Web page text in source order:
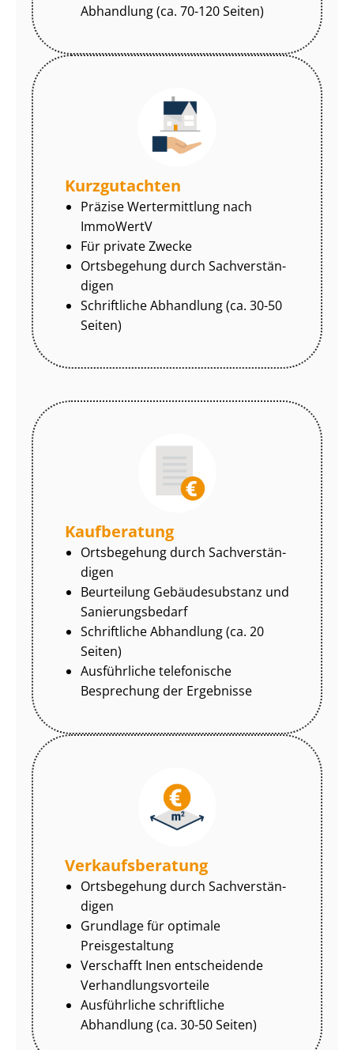
Abhandlung (ca. 70-120 Seiten)
Kurzgutachten
Präzise Wertermittlung nach
ImmoWertV
Für private Zwecke
Ortsbegehung durch Sach­ver­stän­
di­gen
Schriftliche Abhandlung (ca. 30-50
Seiten)
Kaufberatung
Ortsbegehung durch Sach­ver­stän­
di­gen
Beurteilung Gebäudesubstanz und
Sa­nie­rungs­be­darf
Schriftliche Abhandlung (ca. 20
Seiten)
Ausführliche telefonische
Besprechung der Ergebnisse
Ver­kaufs­be­ra­tung
Ortsbegehung durch Sach­ver­stän­
di­gen
Grundlage für optimale
Preisgestaltung
Verschafft Inen entscheidende
Ver­hand­lungs­vor­tei­le
Ausführliche schriftliche
Abhandlung (ca. 30-50 Seiten)